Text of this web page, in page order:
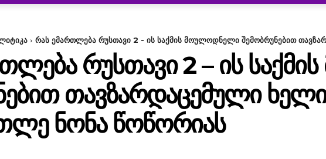
რას ემართლება რუსთავი 2 - ის საქმის მოულოდნელი შემობრუნებით
ᲠᲣᲡᲗᲐᲕᲘ 2 – ᲘᲡ
ᲗᲐᲕᲖᲐᲠᲓᲐᲪᲔᲛᲣᲚᲘ
ᲜᲝᲜᲐ ᲬᲝᲬᲝᲠᲘᲐᲡ